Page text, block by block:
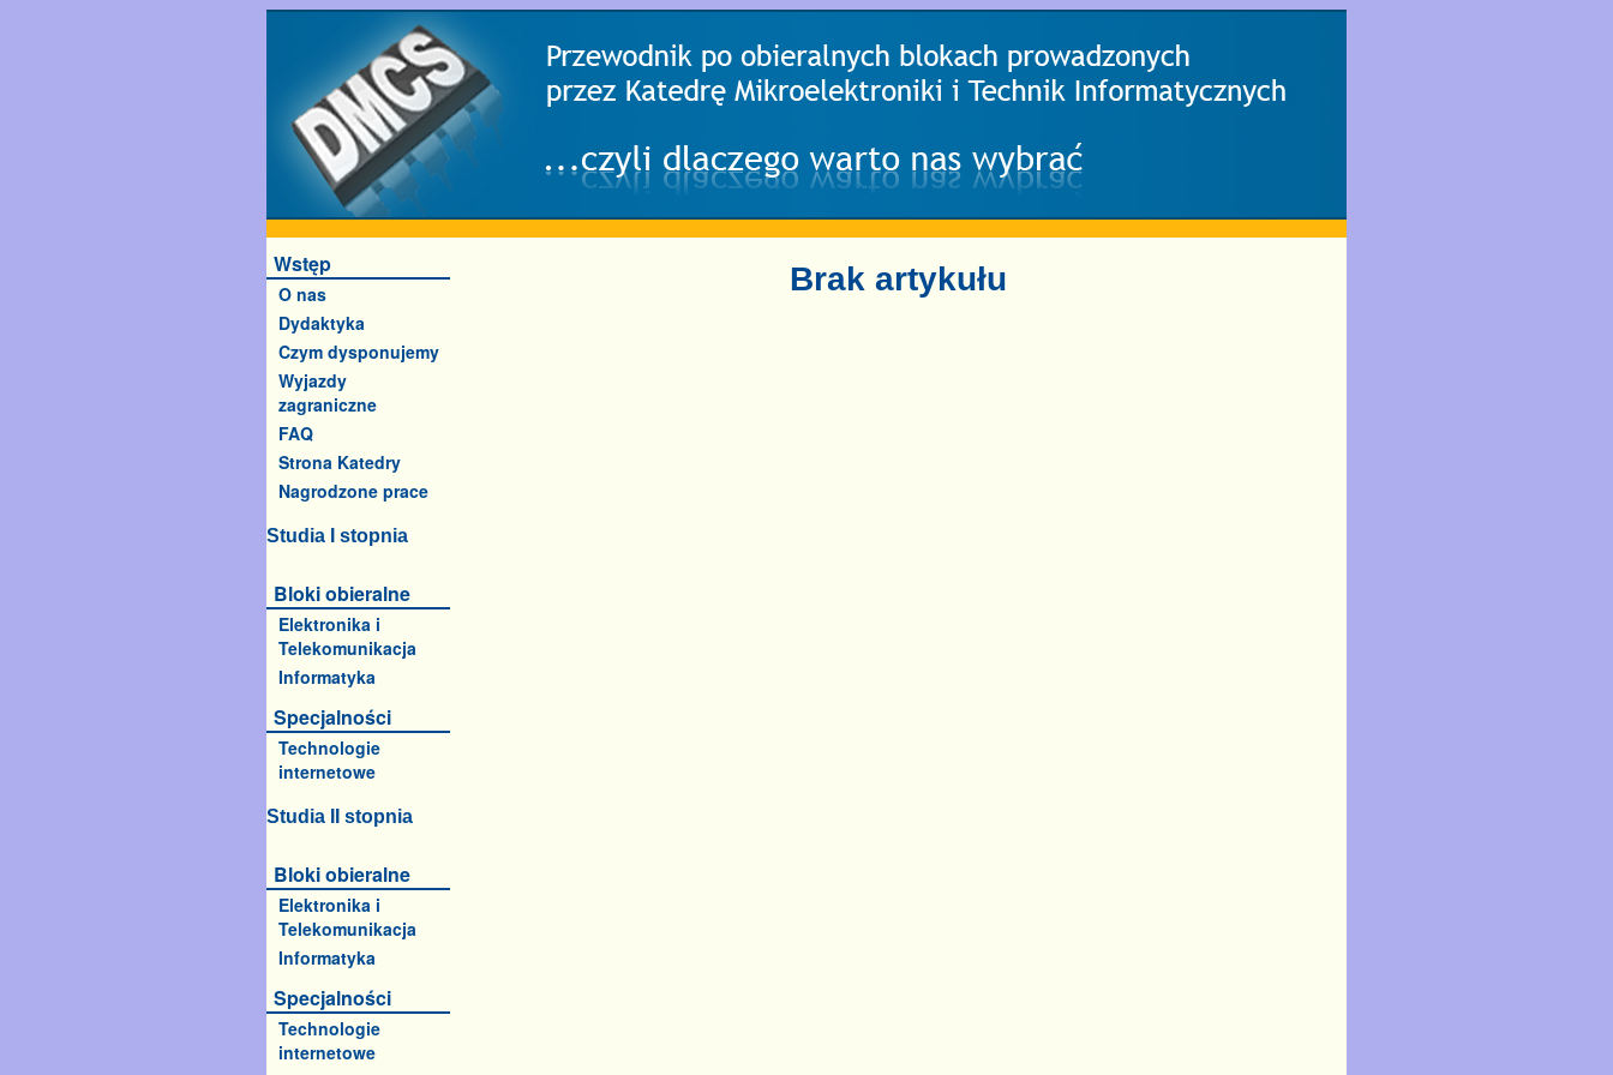
Wstęp
O nas
Dydaktyka
Czym dysponujemy
Wyjazdy
zagraniczne
FAQ
Strona Katedry
Nagrodzone prace
Studia I stopnia
Bloki obieralne
Elektronika i
Telekomunikacja
Informatyka
Specjalności
Technologie
internetowe
Studia II stopnia
Bloki obieralne
Elektronika i
Telekomunikacja
Informatyka
Specjalności
Technologie
internetowe
Brak artykułu